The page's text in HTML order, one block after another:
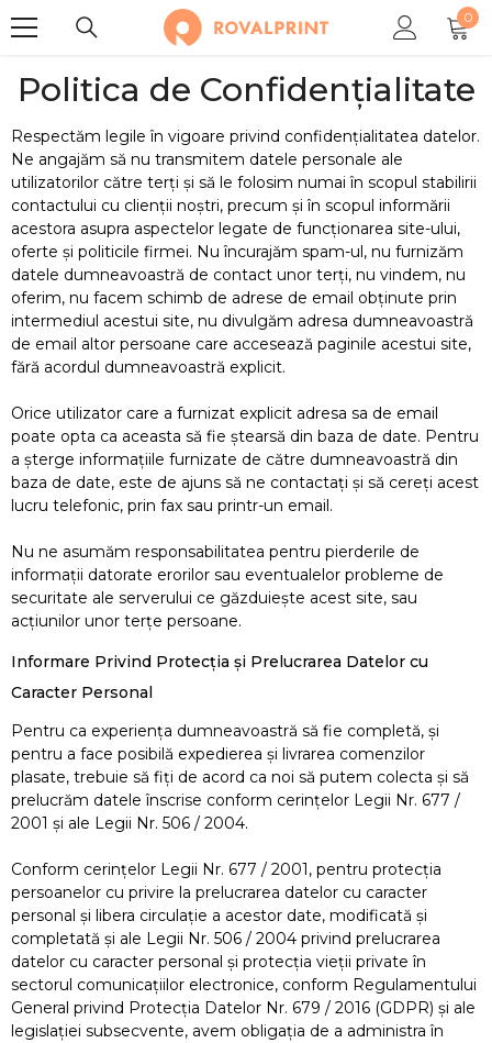
00
Politica de Confidențialitate
Respectăm legile în vigoare privind confidenţialitatea datelor.
Ne angajăm să nu transmitem datele personale ale
utilizatorilor către terţi şi să le folosim numai în scopul stabilirii
contactului cu clienţii noştri, precum şi în scopul informării
acestora asupra aspectelor legate de funcţionarea site-ului,
oferte şi politicile firmei. Nu încurajăm spam-ul, nu furnizăm
datele dumneavoastră de contact unor terţi, nu vindem, nu
oferim, nu facem schimb de adrese de email obţinute prin
intermediul acestui site, nu divulgăm adresa dumneavoastră
de email altor persoane care accesează paginile acestui site,
fără acordul dumneavoastră explicit.
Orice utilizator care a furnizat explicit adresa sa de email
poate opta ca aceasta să fie ştearsă din baza de date. Pentru
a şterge informaţiile furnizate de către dumneavoastră din
baza de date, este de ajuns să ne contactaţi şi să cereţi acest
lucru telefonic, prin fax sau printr-un email.
Nu ne asumăm responsabilitatea pentru pierderile de
informaţii datorate erorilor sau eventualelor probleme de
securitate ale serverului ce găzduieşte acest site, sau
acţiunilor unor terţe persoane.
Informare Privind Protecţia şi Prelucrarea Datelor cu
Caracter Personal
Pentru ca experienţa dumneavoastră să fie completă, şi
pentru a face posibilă expedierea şi livrarea comenzilor
plasate, trebuie să fiţi de acord ca noi să putem colecta şi să
prelucrăm datele înscrise conform cerinţelor Legii Nr. 677 /
2001 şi ale Legii Nr. 506 / 2004.
Conform cerinţelor Legii Nr. 677 / 2001, pentru protecţia
persoanelor cu privire la prelucrarea datelor cu caracter
personal şi libera circulaţie a acestor date, modificată şi
completată şi ale Legii Nr. 506 / 2004 privind prelucrarea
datelor cu caracter personal şi protecţia vieţii private în
sectorul comunicaţiilor electronice, conform Regulamentului
General privind Protecţia Datelor Nr. 679 / 2016 (GDPR) şi ale
legislaţiei subsecvente, avem obligaţia de a administra în